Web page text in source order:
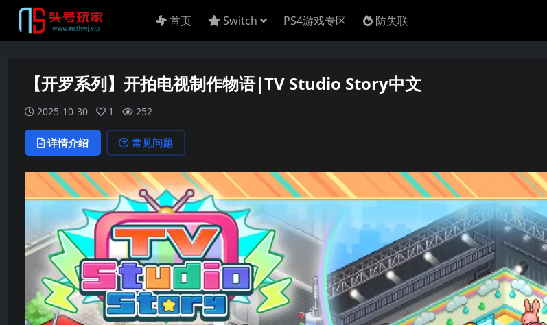
首页 Switch PS4游戏专区 防失联
【开罗系列】开拍电视制作物语|TV Studio Story中文
2025-10-30 1 252
详情介绍 常见问题